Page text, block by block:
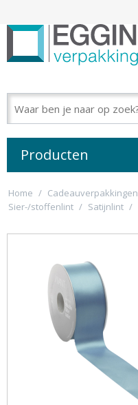
Producten
Home / Cadeauverpakkingen
Sier-/stoffenlint / Satijnlint /